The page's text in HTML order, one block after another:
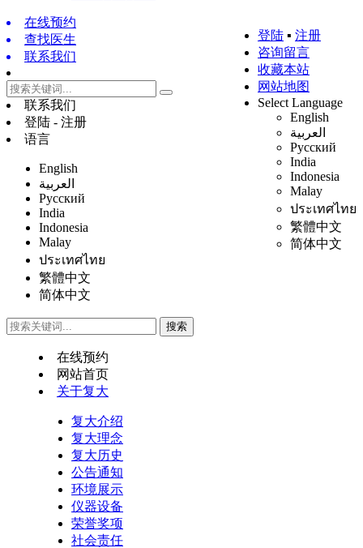
登陆 ▪ 注册
咨询留言
收藏本站
网站地图
Select Language
English
العربية
Русский
India
Indonesia
Malay
ประเทศไทย
繁體中文
简体中文
在线预约
查找医生
联系我们
联系我们
登陆 - 注册
语言
English
العربية
Русский
India
Indonesia
Malay
ประเทศไทย
繁體中文
简体中文
在线预约
网站首页
关于复大
复大介绍
复大理念
复大历史
公告通知
环境展示
仪器设备
荣誉奖项
社会责任